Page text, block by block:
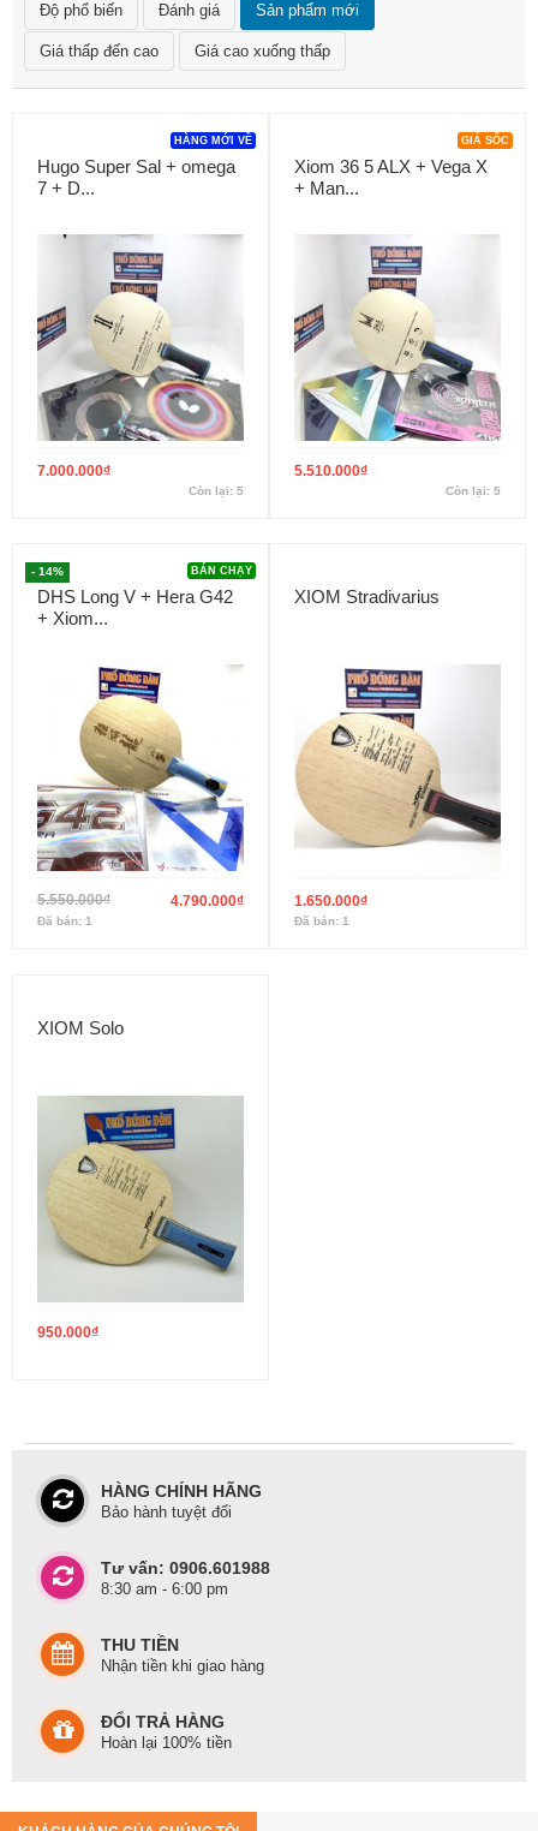
Độ phổ biến Đánh giá Sản phẩm mới
Giá thấp đến cao Giá cao xuống thấp
Hugo Super Sal + omega
7 + D...
7.000.000₫
HÀNG MỚI VỀ
Còn lại: 5
Xiom 36 5 ALX + Vega X
+ Man...
5.510.000₫
GIÁ SỐC
Còn lại: 5
DHS Long V + Hera G42
+ Xiom...
5.550.000₫ 4.790.000₫
- 14% BÁN CHẠY
Đã bán: 1
XIOM Stradivarius
1.650.000₫
Đã bán: 1
XIOM Solo
950.000₫
HÀNG CHÍNH HÃNG
Bảo hành tuyệt đối
Tư vấn: 0906.601988
8:30 am - 6:00 pm
THU TIỀN
Nhận tiền khi giao hàng
ĐỔI TRẢ HÀNG
Hoàn lại 100% tiền